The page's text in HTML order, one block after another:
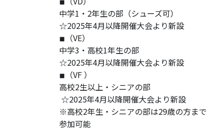
中学1・2年生の部（シューズ可）
☆2025年4月以降開催大会より新設
◾︎（VE）
中学3・高校1年生の部
☆2025年4月以降開催大会より新設
◾︎（VF ）
高校2生以上・シニアの部
☆2025年4月以降開催大会より新設
※高校2年生・シニアの部は29歳の方まで
参加可能